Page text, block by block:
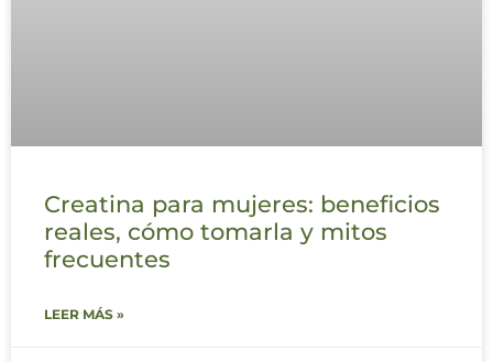
Creatina para mujeres: beneficios
reales, cómo tomarla y mitos
frecuentes
LEER MÁS »